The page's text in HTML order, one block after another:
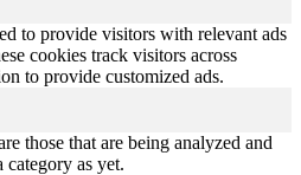
to provide visitors with relevant ads
cookies track visitors across
to provide customized ads.
those that are being analyzed and
category as yet.